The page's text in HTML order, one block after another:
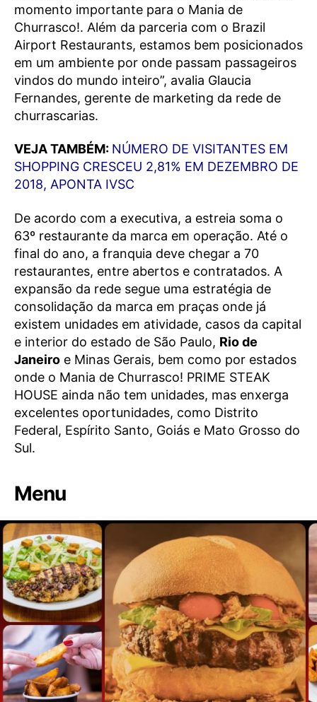
momento importante para o Mania de
Churrasco!. Além da parceria com o Brazil
Airport Restaurants, estamos bem posicionados
em um ambiente por onde passam passageiros
vindos do mundo inteiro”, avalia Glaucia
Fernandes, gerente de marketing da rede de
churrascarias.
VEJA TAMBÉM: NÚMERO DE VISITANTES EM
SHOPPING CRESCEU 2,81% EM DEZEMBRO DE
2018, APONTA IVSC
De acordo com a executiva, a estreia soma o
63º restaurante da marca em operação. Até o
final do ano, a franquia deve chegar a 70
restaurantes, entre abertos e contratados. A
expansão da rede segue uma estratégia de
consolidação da marca em praças onde já
existem unidades em atividade, casos da capital
e interior do estado de São Paulo, Rio de
Janeiro e Minas Gerais, bem como por estados
onde o Mania de Churrasco! PRIME STEAK
HOUSE ainda não tem unidades, mas enxerga
excelentes oportunidades, como Distrito
Federal, Espírito Santo, Goiás e Mato Grosso do
Sul.
Menu